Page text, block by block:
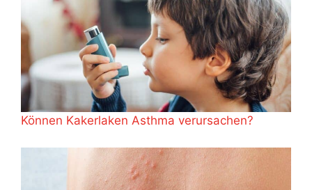
Können Kakerlaken Asthma verursachen?